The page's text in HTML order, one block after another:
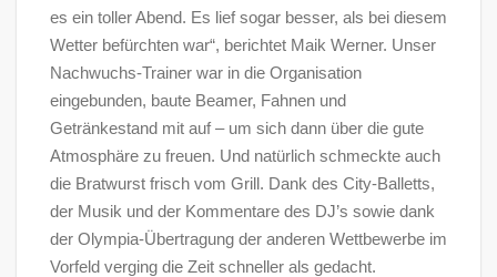
es ein toller Abend. Es lief sogar besser, als bei diesem
Wetter befürchten war“, berichtet Maik Werner. Unser
Nachwuchs-Trainer war in die Organisation
eingebunden, baute Beamer, Fahnen und
Getränkestand mit auf – um sich dann über die gute
Atmosphäre zu freuen. Und natürlich schmeckte auch
die Bratwurst frisch vom Grill. Dank des City-Balletts,
der Musik und der Kommentare des DJ’s sowie dank
der Olympia-Übertragung der anderen Wettbewerbe im
Vorfeld verging die Zeit schneller als gedacht.